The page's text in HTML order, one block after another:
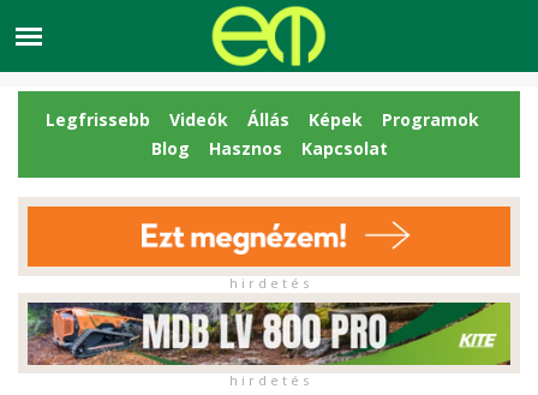
Legfrissebb Videók Állás Képek
Programok
Blog
Hasznos Kapcsolat
h i r d e t é s
h i r d e t é s